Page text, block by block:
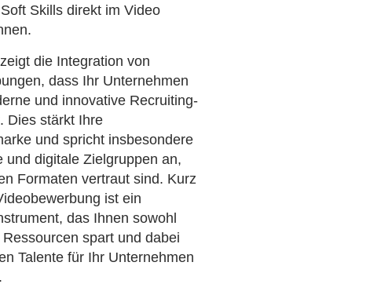
Skills direkt im Video
die Integration von
dass Ihr Unternehmen
und innovative Recruiting-
Dies stärkt Ihre
und spricht insbesondere
und digitale Zielgruppen an,
Formaten vertraut sind. Kurz
ist ein
das Ihnen sowohl
spart und dabei
Talente für Ihr Unternehmen